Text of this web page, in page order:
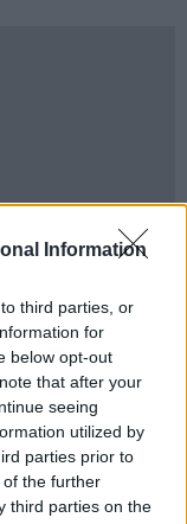
Information
third parties, or
for
below opt-out
that after your
seeing
utilized by
parties prior to
the further
third parties on the